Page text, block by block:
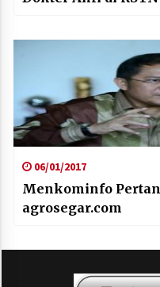
06/01/2017
Menkominfo
agrosegar.com